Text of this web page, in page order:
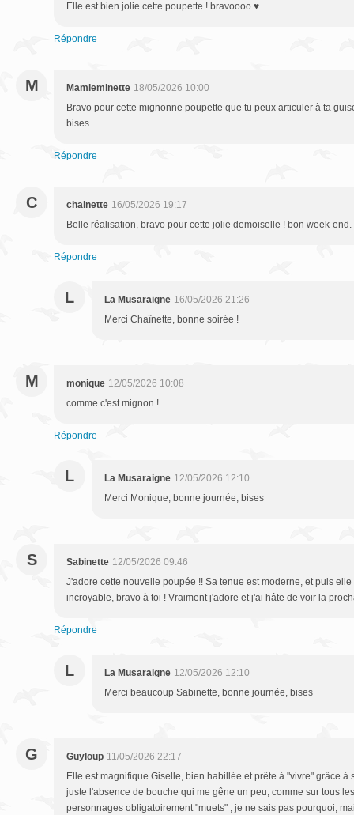
Elle est bien jolie cette poupette ! bravoooo ♥
Répondre
M Mamieminette 18/05/2026 10:00
Bravo pour cette mignonne poupette que tu peux articuler à ta
bises
Répondre
C chainette 16/05/2026 19:17
Belle réalisation, bravo pour cette jolie demoiselle ! bon week-end.
Répondre
L La Musaraigne 16/05/2026 21:26
Merci Chaînette, bonne soirée !
M monique 12/05/2026 10:08
comme c'est mignon !
Répondre
L La Musaraigne 12/05/2026 12:10
Merci Monique, bonne journée, bises
S Sabinette 12/05/2026 09:46
J'adore cette nouvelle poupée !! Sa tenue est moderne, et puis
incroyable, bravo à toi ! Vraiment j'adore et j'ai hâte de voir la
Répondre
L La Musaraigne 12/05/2026 12:10
Merci beaucoup Sabinette, bonne journée, bises
G Guyloup 11/05/2026 22:17
Elle est magnifique Giselle, bien habillée et prête à "vivre" grâce à
juste l'absence de bouche qui me gêne un peu, comme sur tous
personnages obligatoirement "muets" ; je ne sais pas pourquoi,